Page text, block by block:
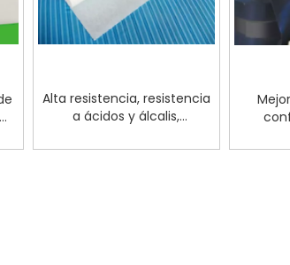
Alta resistencia, resistencia
a ácidos y álcalis,
temperaturas, estructura
para